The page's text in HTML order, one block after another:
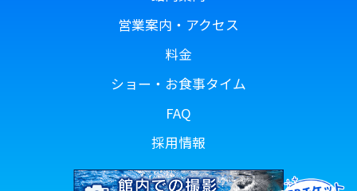
営業案内・アクセス
料金
ショー・お食事タイム
FAQ
採用情報